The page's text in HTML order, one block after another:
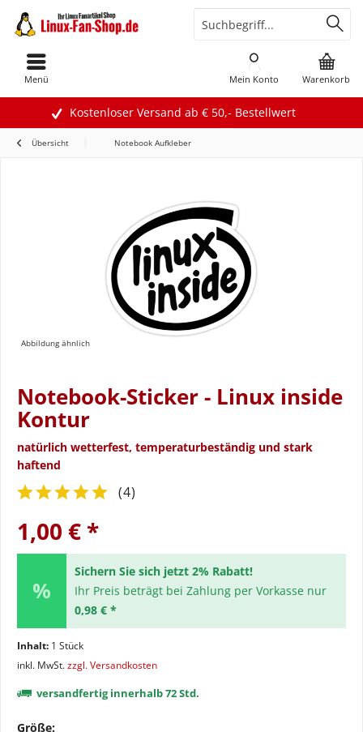
Kostenloser Versand ab € 50,- Bestellwert
Warenkorb
Mein Konto
Menü
Übersicht Notebook Aufkleber
Abbildung ähnlich
Notebook-Sticker - Linux inside
Kontur
natürlich wetterfest, temperaturbeständig und stark
haftend
(4)
1,00 € *
Sichern Sie sich jetzt 2% Rabatt!
Ihr Preis beträgt bei Zahlung per Vorkasse nur
0,98 € *
Inhalt: 1 Stück
inkl. MwSt.zzgl. Versandkosten
versandfertig innerhalb 72 Std.
Größe: